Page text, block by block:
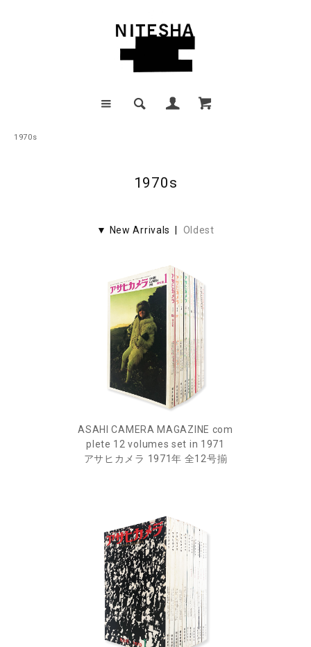
1970s
1970s
▼ New Arrivals | Oldest
ASAHI CAMERA MAGAZINE com
plete 12 volumes set in 1971
アサヒカメラ 1971年 全12号揃